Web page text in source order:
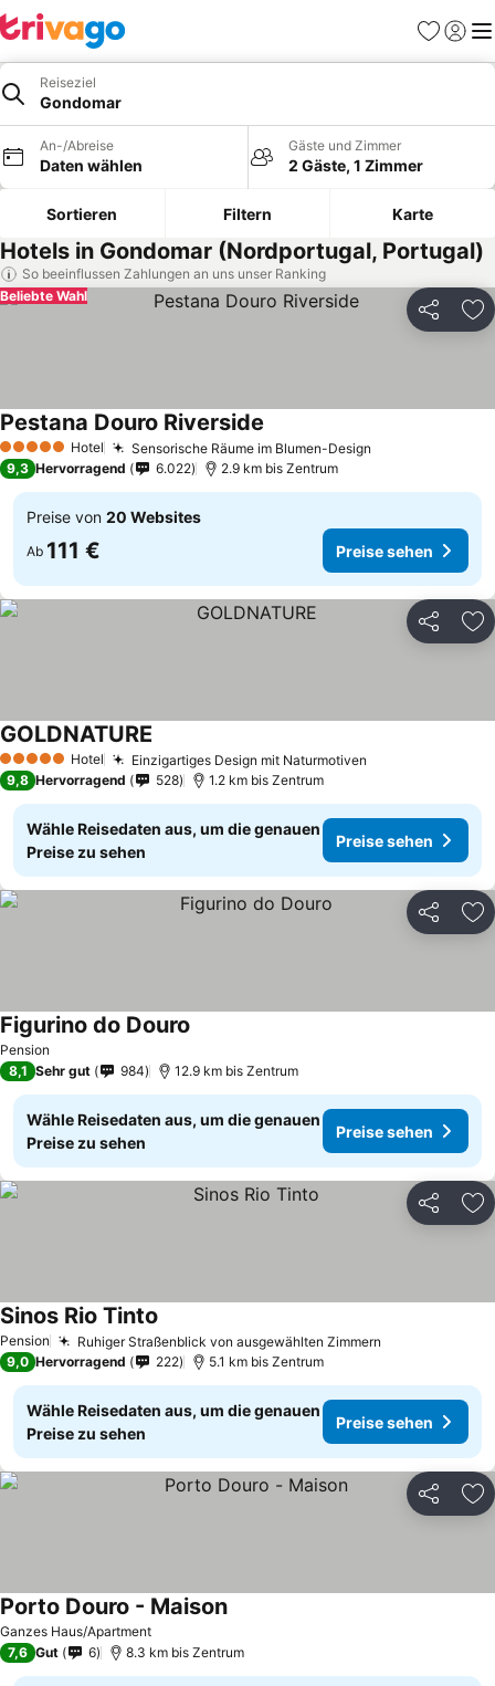
Favoriten
Reiseziel
Gondomar
An-/Abreise
Daten wählen
Gäste und Zimmer
2 Gäste, 1 Zimmer
Sortieren Filtern Karte
Hotels in Gondomar (Nordportugal, Portugal)
So beeinflussen Zahlungen an uns unser Ranking
Teilen
Beliebte Wahl
5 Sterne Hotel Sensorische Räume im Blumen-Design
Pestana Douro Riverside
9,3 Hervorragend 6.022 2.9 km bis Zentrum
Preise von 20 Websites
Ab 111 € Preise sehen
Teilen
5 Sterne Hotel Einzigartiges Design mit Naturmotiven
GOLDNATURE
9,8 Hervorragend 528 1.2 km bis Zentrum
Wähle Reisedaten aus, um die genauen
Preise zu sehen
Preise sehen
Teilen
Pension
Figurino do Douro
8,1 Sehr gut 984 12.9 km bis Zentrum
Wähle Reisedaten aus, um die genauen
Preise zu sehen
Preise sehen
Teilen
Pension Ruhiger Straßenblick von ausgewählten Zimmern
Sinos Rio Tinto
9,0 Hervorragend 222 5.1 km bis Zentrum
Wähle Reisedaten aus, um die genauen
Preise zu sehen
Preise sehen
Teilen
Ganzes Haus/Apartment
Porto Douro - Maison
7,6 Gut 6 8.3 km bis Zentrum